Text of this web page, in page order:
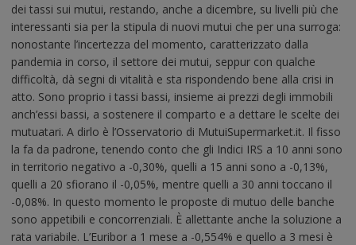
dei tassi sui mutui, restando, anche a dicembre, su livelli più che
interessanti sia per la stipula di nuovi mutui che per una surroga:
nonostante l’incertezza del momento, caratterizzato dalla
pandemia in corso, il settore dei mutui, seppur con qualche
difficoltà, dà segni di vitalità e sta rispondendo bene alla crisi in
atto. Sono proprio i tassi bassi, insieme ai prezzi degli immobili
anch’essi bassi, a sostenere il comparto e a dettare le scelte dei
mutuatari. A dirlo è l’Osservatorio di MutuiSupermarket.it. Il fisso
la fa da padrone, tenendo conto che gli Indici IRS a 10 anni sono
in territorio negativo a -0,30%, quelli a 15 anni sono a -0,13%,
quelli a 20 sfiorano il -0,05%, mentre quelli a 30 anni toccano il
-0,08%. In questo momento le proposte di mutuo delle banche
sono appetibili e concorrenziali. È allettante anche la soluzione a
rata variabile. L’Euribor a 1 mese a -0,554% e quello a 3 mesi è